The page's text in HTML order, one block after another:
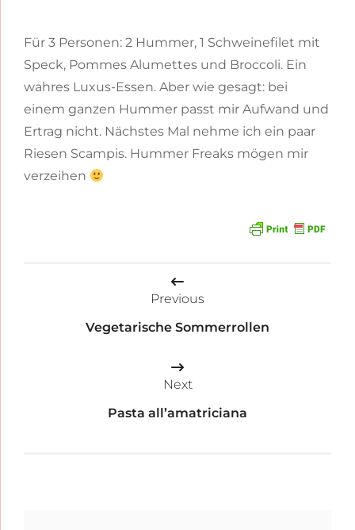
Für 3 Personen: 2 Hummer, 1 Schweinefilet mit
Speck, Pommes Alumettes und Broccoli. Ein
wahres Luxus-Essen. Aber wie gesagt: bei
einem ganzen Hummer passt mir Aufwand und
Ertrag nicht. Nächstes Mal nehme ich ein paar
Riesen Scampis. Hummer Freaks mögen mir
verzeihen
Beitragsnavigation
Previous
Vegetarische Sommerrollen
Next
Pasta all’amatriciana